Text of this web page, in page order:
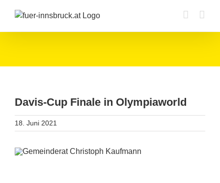
Inhalt
Davis-Cup Finale in Olympiaworld
18. Juni 2021